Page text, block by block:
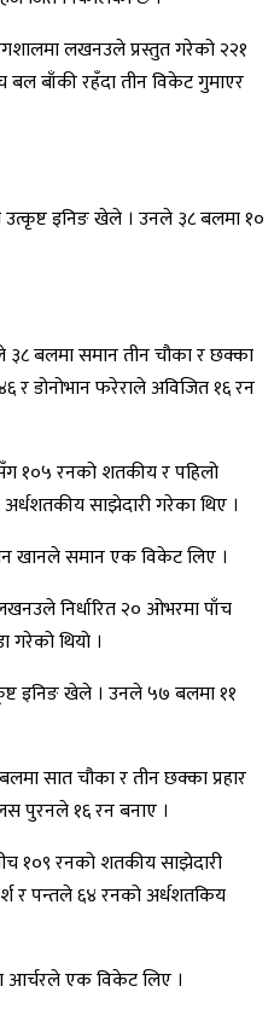
लखनउले प्रस्तुत गरेको २२१
बल बाँकी रहँदा तीन विकेट गुमाएर
इनिङ खेले । उनले ३८ बलमा १०
३८ बलमा समान तीन चौका र छक्का
र डोनोभान फरेराले अविजित १६ रन
१०५ रनको शतकीय र पहिलो
साझेदारी गरेका थिए ।
खानले समान एक विकेट लिए ।
निर्धारित २० ओभरमा पाँच
थियो ।
इनिङ खेले । उनले ५७ बलमा ११
सात चौका र तीन छक्का प्रहार
पुरनले १६ रन बनाए ।
१०९ रनको शतकीय साझेदारी
र पन्तले ६४ रनको अर्धशतकिय
आर्चरले एक विकेट लिए ।